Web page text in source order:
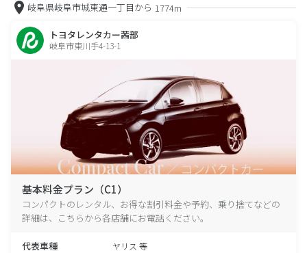
岐阜県岐阜市城東通一丁目から 1774m
トヨタレンタカー茜部
岐阜市東川手4-13-1
基本料金プラン（C1）
コンパクトのレンタル、お得な割引料金や予約、乗り捨てなどの
詳細は、こちらから各店舗にお電話ください。
代表車種 ヤリス 等